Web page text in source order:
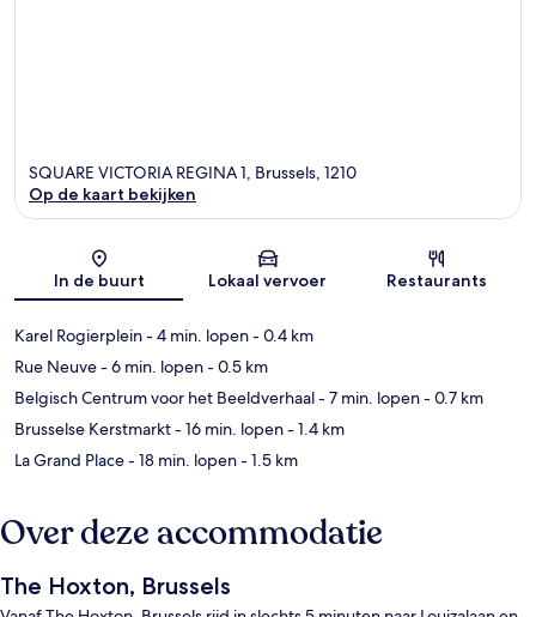
Kaart
SQUARE VICTORIA REGINA 1, Brussels, 1210
Op de kaart bekijken
In de buurt Lokaal vervoer Restaurants
Karel Rogierplein- 4 min. lopen- 0.4 km
Rue Neuve- 6 min. lopen- 0.5 km
Belgisch Centrum voor het Beeldverhaal- 7 min. lopen- 0.7 km
Brusselse Kerstmarkt- 16 min. lopen- 1.4 km
La Grand Place- 18 min. lopen- 1.5 km
Over deze accommodatie
The Hoxton, Brussels